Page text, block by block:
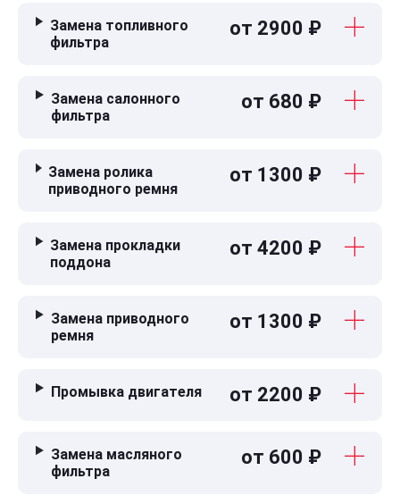
Замена топливного
фильтра
от 2900 ₽
Замена салонного
фильтра
от 680 ₽
Замена ролика
приводного ремня
от 1300 ₽
Замена прокладки
поддона
от 4200 ₽
Замена приводного
ремня
от 1300 ₽
Промывка двигателя от 2200 ₽
Замена масляного
фильтра
от 600 ₽